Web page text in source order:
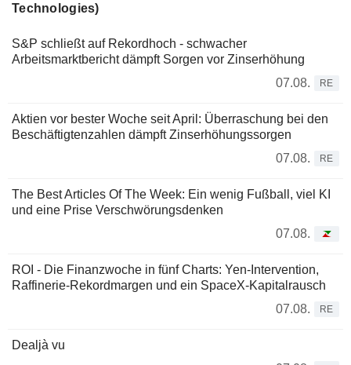
Technologies)
S&P schließt auf Rekordhoch - schwacher
Arbeitsmarktbericht dämpft Sorgen vor Zinserhöhung
07.08.
RE
Aktien vor bester Woche seit April: Überraschung bei den
Beschäftigtenzahlen dämpft Zinserhöhungssorgen
07.08.
RE
The Best Articles Of The Week: Ein wenig Fußball, viel KI
und eine Prise Verschwörungsdenken
07.08.
ROI - Die Finanzwoche in fünf Charts: Yen-Intervention,
Raffinerie-Rekordmargen und ein SpaceX-Kapitalrausch
07.08.
RE
Dealjà vu